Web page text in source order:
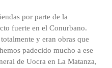
por parte de la
fuerte en el Conurbano.
y eran obras que
padecido mucho a ese
de Uocra en La Matanza,